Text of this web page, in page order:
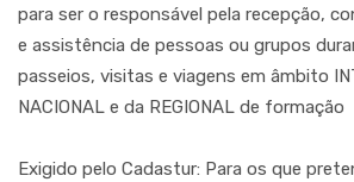
para ser o responsável pela recepção,
e assistência de pessoas ou grupos
passeios, visitas e viagens em âmbito
NACIONAL e da REGIONAL de formação
Exigido pelo Cadastur: Para os que